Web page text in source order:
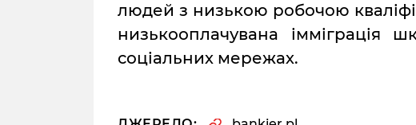
людей з низькою робочою
низькооплачувана імміграція
соціальних мережах.